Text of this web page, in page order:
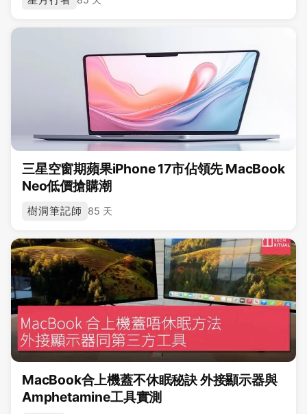
三星空窗期蘋果iPhone 17市佔領先 MacBook
Neo低價搶購潮
樹洞筆記師 85 天
MacBook合上機蓋不休眠秘訣 外接顯示器與
Amphetamine工具實測